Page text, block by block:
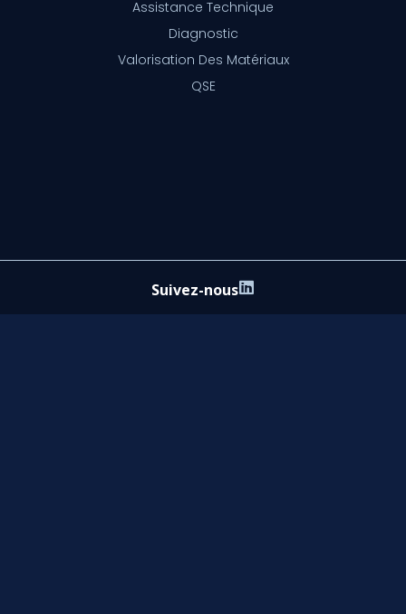
Assistance Technique
Diagnostic
Valorisation Des Matériaux
QSE
Suivez-nous